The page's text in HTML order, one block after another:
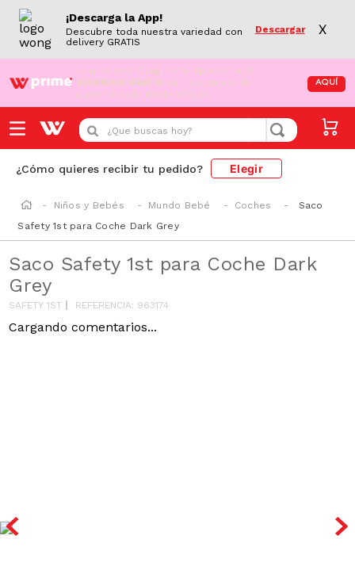
¡Descarga la App!
Descubre toda nuestra variedad con
delivery GRATIS
Descargar X
¡Aún no eres Wong Prime! Aprovecha el
DESPACHO GRATIS en tus compras de
supermercado desde S/79.90
AQUÍ
¿Que buscas hoy?
¿Cómo quieres recibir tu pedido? Elegir
Niños y Bebés Mundo Bebé Coches
Saco
Safety 1st para Coche Dark Grey
Saco Safety 1st para Coche Dark
Grey
SAFETY 1ST REFERENCIA: 963174
Cargando comentarios...